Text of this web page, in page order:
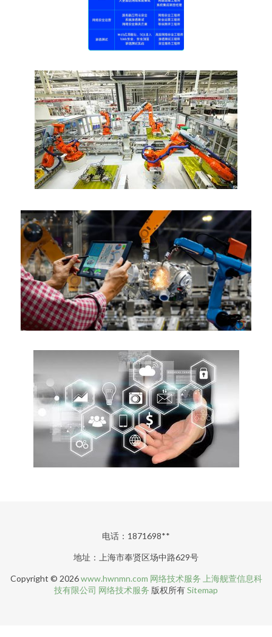
电话：1871698**
地址：上海市奉贤区场中路629号
Copyright © 2026www.hwnmn.com 网络技术服务 上海舰萱信息科
技有限公司 网络技术服务 版权所有Sitemap